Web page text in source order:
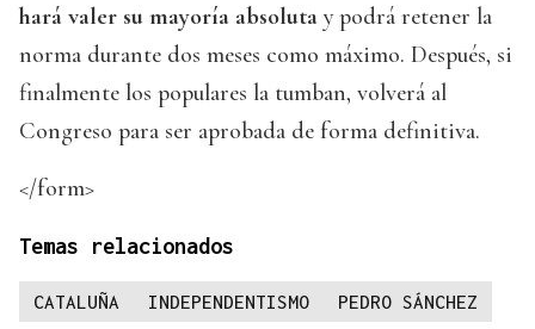
hará valer su mayoría absoluta y podrá retener la
norma durante dos meses como máximo. Después, si
finalmente los populares la tumban, volverá al
Congreso para ser aprobada de forma definitiva.
</form>
Temas relacionados
CATALUÑA INDEPENDENTISMO PEDRO SÁNCHEZ